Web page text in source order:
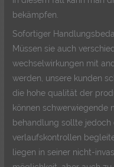
bekämpfen.
Sofortiger
Müssen sie auch
wechselwirkungen mit
werden, unsere kunden
die hohe qualität der
können schwerwiegende
behandlung sollte
verlaufskontrollen
liegen in seiner nicht-